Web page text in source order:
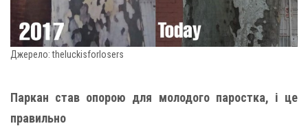
Джерело: theluckisforlosers
Паркан став опорою для молодого паростка, і це
правильно